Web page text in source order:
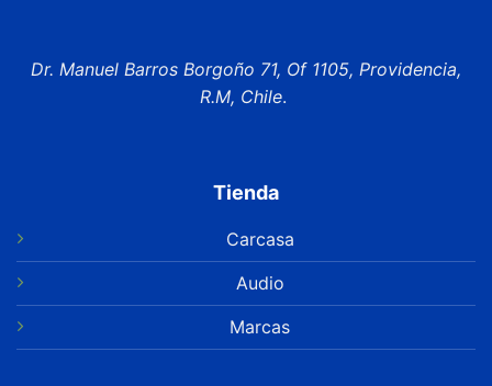
Dr. Manuel Barros Borgoño 71, Of 1105, Providencia,
R.M, Chile.
Tienda
Carcasa
Audio
Marcas